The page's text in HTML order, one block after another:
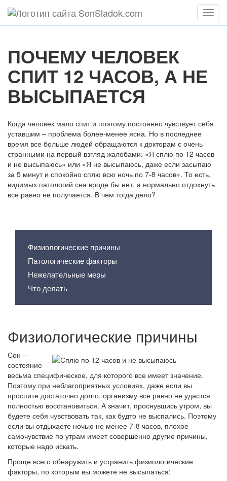
Меню
ПОЧЕМУ ЧЕЛОВЕК
СПИТ 12 ЧАСОВ, А НЕ
ВЫСЫПАЕТСЯ
Когда человек мало спит и поэтому постоянно чувствует себя
уставшим – проблема более-менее ясна. Но в последнее
время все больше людей обращаются к докторам с очень
странными на первый взгляд жалобами: «Я сплю по 12 часов
и не высыпаюсь» или «Я не высыпаюсь, даже если засыпаю
за 5 минут и спокойно сплю всю ночь по 7-8 часов». То есть,
видимых патологий сна вроде бы нет, а нормально отдохнуть
все равно не получается. В чем тогда дело?
Физиологические причины
Патологические факторы
Нежелательные меры
Что делать
Физиологические причины
Сон –
состояние
весьма специфическое, для которого все имеет значение.
Поэтому при неблагоприятных условиях, даже если вы
проспите достаточно долго, организму все равно не удастся
полностью восстановиться. А значит, проснувшись утром, вы
будете себя чувствовать так, как будто не выспались. Поэтому
если вы отдыхаете ночью не менее 7-8 часов, плохое
самочувствие по утрам имеет совершенно другие причины,
которые надо искать.
Проще всего обнаружить и устранить физиологические
факторы, по которым вы можете не высыпаться: